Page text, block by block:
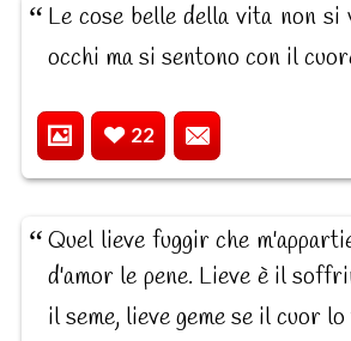
Le cose belle della vita non si
occhi ma si sentono con il
22
Quel lieve fuggir che
d'amor le pene. Lieve è il
il seme, lieve geme se il cuor lo